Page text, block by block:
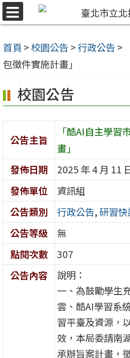
跳
至
主
要
容
區
首頁 >校園公告 >行政公告 >
包徵件實施計畫」
校園公告
公告主旨
「酷AI自主學習
畫」
發佈日期
2025 年 4 月 11
發佈單位
資訊組
公告類別
行政公告,研習
公告等級
無
點閱次數
307
公告內容
說明：
一、為鼓勵學生
雲、酷AI學習系
習平臺及資源，
效，本局委請南
承辦旨案計畫，
選
單